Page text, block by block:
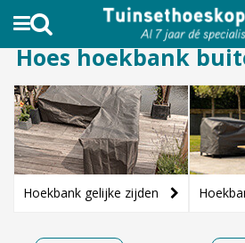
AL MEER DAN 10.000
Hoes hoekbank
Hoekbank gelijke zijden